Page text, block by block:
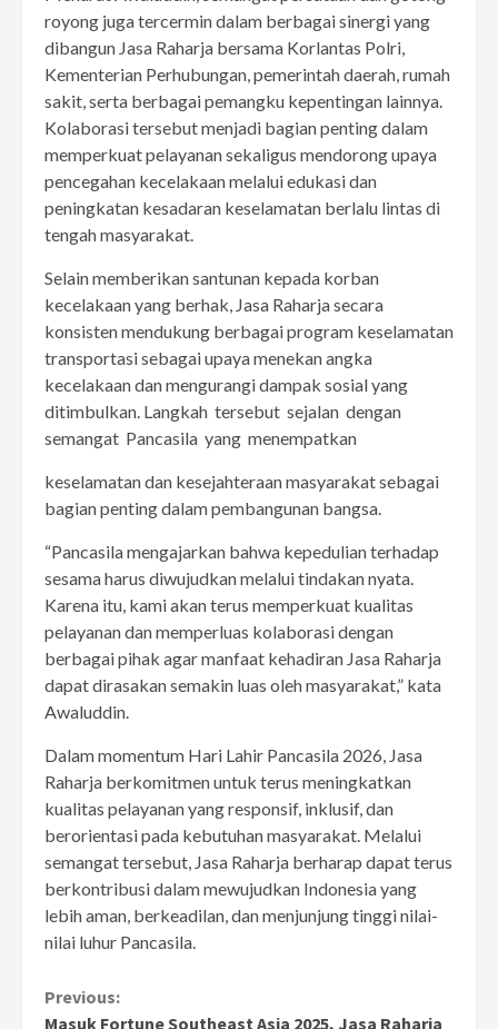
royong juga tercermin dalam berbagai sinergi yang
dibangun Jasa Raharja bersama Korlantas Polri,
Kementerian Perhubungan, pemerintah daerah, rumah
sakit, serta berbagai pemangku kepentingan lainnya.
Kolaborasi tersebut menjadi bagian penting dalam
memperkuat pelayanan sekaligus mendorong upaya
pencegahan kecelakaan melalui edukasi dan
peningkatan kesadaran keselamatan berlalu lintas di
tengah masyarakat.
Selain memberikan santunan kepada korban
kecelakaan yang berhak, Jasa Raharja secara
konsisten mendukung berbagai program keselamatan
transportasi sebagai upaya menekan angka
kecelakaan dan mengurangi dampak sosial yang
ditimbulkan. Langkah tersebut sejalan dengan
semangat Pancasila yang menempatkan
keselamatan dan kesejahteraan masyarakat sebagai
bagian penting dalam pembangunan bangsa.
“Pancasila mengajarkan bahwa kepedulian terhadap
sesama harus diwujudkan melalui tindakan nyata.
Karena itu, kami akan terus memperkuat kualitas
pelayanan dan memperluas kolaborasi dengan
berbagai pihak agar manfaat kehadiran Jasa Raharja
dapat dirasakan semakin luas oleh masyarakat,” kata
Awaluddin.
Dalam momentum Hari Lahir Pancasila 2026, Jasa
Raharja berkomitmen untuk terus meningkatkan
kualitas pelayanan yang responsif, inklusif, dan
berorientasi pada kebutuhan masyarakat. Melalui
semangat tersebut, Jasa Raharja berharap dapat terus
berkontribusi dalam mewujudkan Indonesia yang
lebih aman, berkeadilan, dan menjunjung tinggi nilai-
nilai luhur Pancasila.
Continue
Previous:
Masuk Fortune Southeast Asia 2025, Jasa Raharja